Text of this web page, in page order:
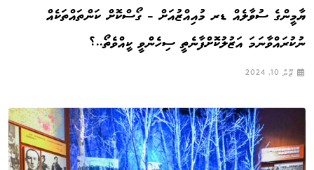
ޔާމީންގެ ސުވާލެއް ޑރ މުއިއްޒުއަށް – ގޯސްކޮށް ކަންތައްތަކެއް
ނުކުރައްވާނަމަ އަޒުލުކޮށްފާނެތީ ސިހެންވީ ކީއްވެތޯ..؟
ޖޫން 10, 2024